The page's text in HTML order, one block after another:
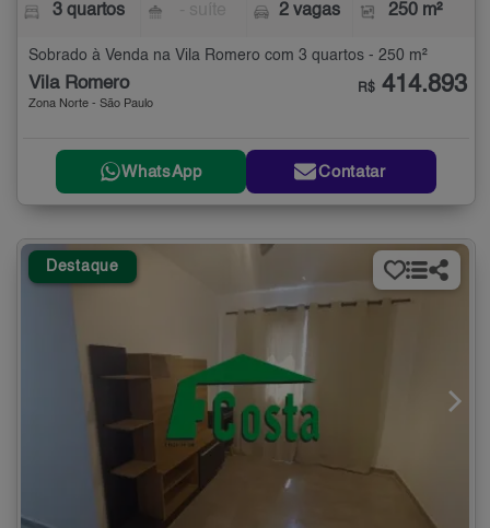
3 quartos 2 vagas 250 m²
Sobrado à Venda na Vila Romero com 3 quartos - 250 m²
Vila Romero
Zona Norte - São Paulo
R$ 414.893
WhatsApp Contatar
Destaque